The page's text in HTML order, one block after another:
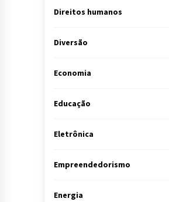
Direitos humanos
Diversão
Economia
Educação
Eletrônica
Empreendedorismo
Energia